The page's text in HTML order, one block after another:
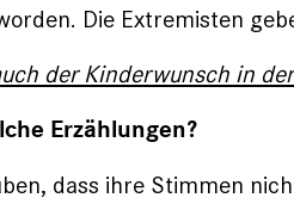
Die Extremisten
der Kinderwunsch in
Erzählungen?
dass ihre Stimmen